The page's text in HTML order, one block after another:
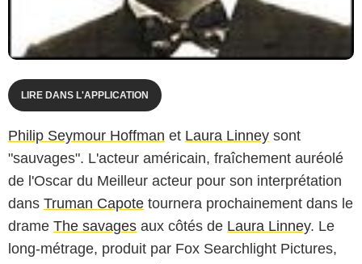
LIRE DANS L'APPLICATION
Philip Seymour Hoffman et Laura Linney sont
"sauvages". L'acteur américain, fraîchement auréolé
de l'Oscar du Meilleur acteur pour son interprétation
dans Truman Capote tournera prochainement dans le
drame The savages aux côtés de Laura Linney. Le
long-métrage, produit par Fox Searchlight Pictures,